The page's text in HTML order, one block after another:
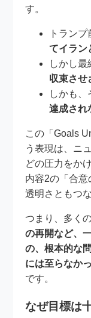
す。
トラン
てイラン
しかし
収束させ
しかも、
達成され
この「Goals
う表現は、ニ
どの圧力をか
内容2の「合
透明さともつ
つまり、多く
の再開など、
の、根本的な
には至らなか
です。
なぜ目標は